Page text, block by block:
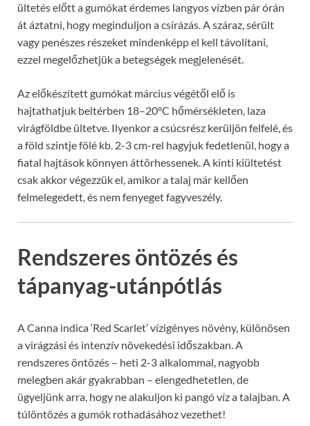
ültetés előtt a gumókat érdemes langyos vízben pár órán
át áztatni, hogy meginduljon a csírázás. A száraz, sérült
vagy penészes részeket mindenképp el kell távolítani,
ezzel megelőzhetjük a betegségek megjelenését.
Az előkészített gumókat március végétől elő is
hajtathatjuk beltérben 18–20°C hőmérsékleten, laza
virágföldbe ültetve. Ilyenkor a csúcsrész kerüljön felfelé, és
a föld szintje fölé kb. 2-3 cm-rel hagyjuk fedetlenül, hogy a
fiatal hajtások könnyen áttörhessenek. A kinti kiültetést
csak akkor végezzük el, amikor a talaj már kellően
felmelegedett, és nem fenyeget fagyveszély.
Rendszeres öntözés és
tápanyag-utánpótlás
A Canna indica ‘Red Scarlet’ vízigényes növény, különösen
a virágzási és intenzív növekedési időszakban. A
rendszeres öntözés – heti 2-3 alkalommal, nagyobb
melegben akár gyakrabban – elengedhetetlen, de
ügyeljünk arra, hogy ne alakuljon ki pangó víz a talajban. A
túlöntözés a gumók rothadásához vezethet!